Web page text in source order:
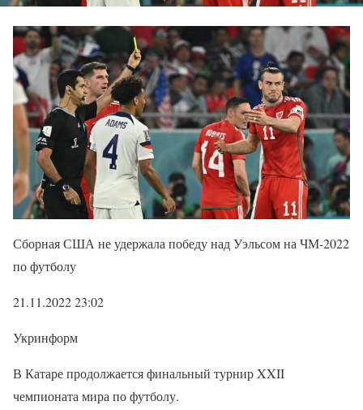
Сборная США не удержала победу над Уэльсом на ЧМ-2022
по футболу
21.11.2022 23:02
Укринформ
В Катаре продолжается финальный турнир XXII
чемпионата мира по футболу.